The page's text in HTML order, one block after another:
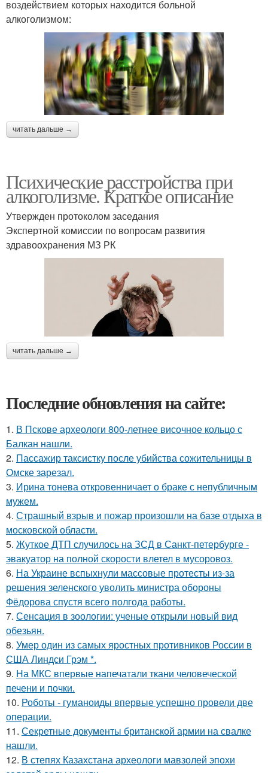
воздействием которых находится больной
алкоголизмом:
читать дальше →
Психические расстройства при
алкоголизме. Краткое описание
Утвержден протоколом заседания
Экспертной комиссии по вопросам развития
здравоохранения МЗ РК
читать дальше →
Последние обновления на сайте:
1. В Пскове археологи 800-летнее височное кольцо с
Балкан нашли.
2. Пассажир таксистку после убийства сожительницы в
Омске зарезал.
3. Ирина тонева откровенничает о браке с непубличным
мужем.
4. Страшный взрыв и пожар произошли на базе отдыха в
московской области.
5. Жуткое ДТП случилось на ЗСД в Санкт-петербурге -
эвакуатор на полной скорости влетел в мусоровоз.
6. На Украине вспыхнули массовые протесты из-за
решения зеленского уволить министра обороны
Фёдорова спустя всего полгода работы.
7. Сенсация в зоологии: ученые открыли новый вид
обезьян.
8. Умер один из самых яростных противников России в
США Линдси Грэм *.
9. На МКС впервые напечатали ткани человеческой
печени и почки.
10. Роботы - гуманоиды впервые успешно провели две
операции.
11. Секретные документы британской армии на свалке
нашли.
12. В степях Казахстана археологи мавзолей эпохи